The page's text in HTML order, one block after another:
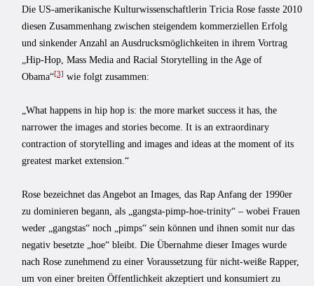
Die US-amerikanische Kulturwissenschaftlerin Tricia Rose fasste 2010
diesen Zusammenhang zwischen steigendem kommerziellen Erfolg
und sinkender Anzahl an Ausdrucksmöglichkeiten in ihrem Vortrag
„Hip-Hop, Mass Media and Racial Storytelling in the Age of
Obama“[3] wie folgt zusammen:
„What happens in hip hop is: the more market success it has, the
narrower the images and stories become. It is an extraordinary
contraction of storytelling and images and ideas at the moment of its
greatest market extension.“
Rose bezeichnet das Angebot an Images, das Rap Anfang der 1990er
zu dominieren begann, als „gangsta-pimp-hoe-trinity“ – wobei Frauen
weder „gangstas“ noch „pimps“ sein können und ihnen somit nur das
negativ besetzte „hoe“ bleibt. Die Übernahme dieser Images wurde
nach Rose zunehmend zu einer Voraussetzung für nicht-weiße Rapper,
um von einer breiten Öffentlichkeit akzeptiert und konsumiert zu